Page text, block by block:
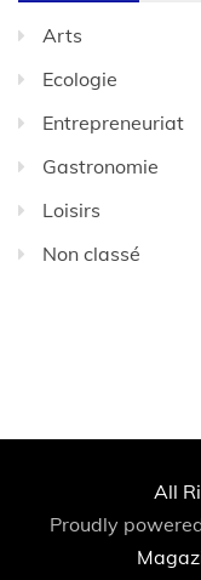
Arts
Ecologie
Entrepreneuriat
Gastronomie
Loisirs
Non classé
All
Proudly